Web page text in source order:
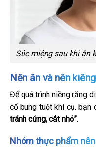
Súc miệng sau khi ăn
Nên ăn và nên
Để quá trình niềng răng
cố bung tuột khí cụ, bạn
tránh cứng, cắt nhỏ”.
Nhóm thực phẩm